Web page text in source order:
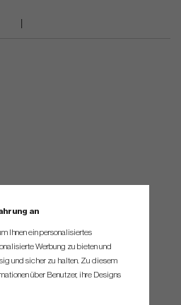
an
Ihnen ein personalisiertes
Werbung zu bieten und
und sicher zu halten. Zu diesem
über Benutzer, ihre Designs